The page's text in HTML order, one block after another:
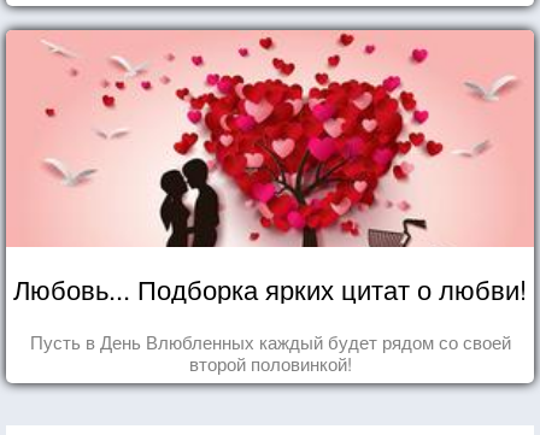
Любовь... Подборка ярких цитат о любви!
Пусть в День Влюбленных каждый будет рядом со своей
второй половинкой!